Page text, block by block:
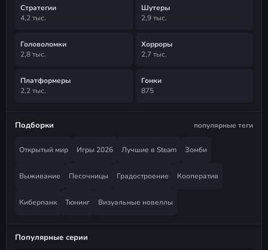
Стратегии
4,2 тыс.
Шутеры
2,9 тыс.
Головоломки
2,8 тыс.
Хорроры
2,7 тыс.
Платформеры
2,2 тыс.
Гонки
875
Подборки популярные теги
Открытый мир Игры 2026 Лучшие в Steam Зомби
Выживание Песочницы Градостроение Кооператив
Киберпанк Тюнинг Визуальные новеллы
Популярные серии